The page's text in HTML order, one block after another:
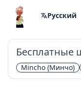
Русский
Бесплатные
Mincho (Минчо)